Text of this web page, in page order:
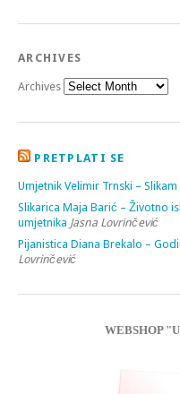
ARCHIVES
Archives
PRETPLATI SE
Umjetnik Velimir Trnski –
Slikarica Maja Barić – Životno
umjetnika Jasna Lovrinčević
Pijanistica Diana Brekalo –
Lovrinčević
WEBSHOP